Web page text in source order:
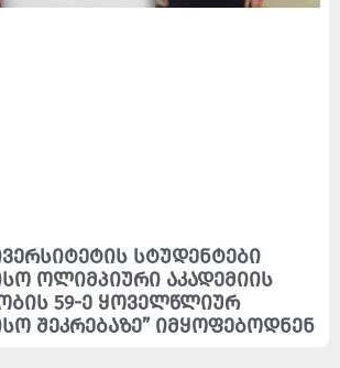
სტუდენტები
ოლიმპიური აკადემიის
59-ე ყოველწლიურ
შეკრებაზე” იმყოფებოდნენ